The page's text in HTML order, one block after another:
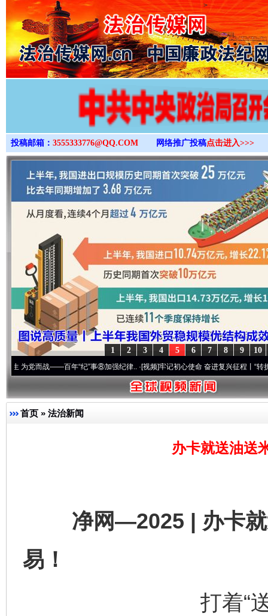
>
投稿邮箱： 3555333776@QQ.COM 网络推广投稿点击进入>>>
10
9
8
7
6
5
4
3
2
1
战——百年“纪”事⑧加强纪律..·[视频]牢记初心使命 奋进复兴征程丨“转折之城”激荡..
首页 » 法治新闻
办卡就送油送
净网—2025 | 办卡就
易！
打着“